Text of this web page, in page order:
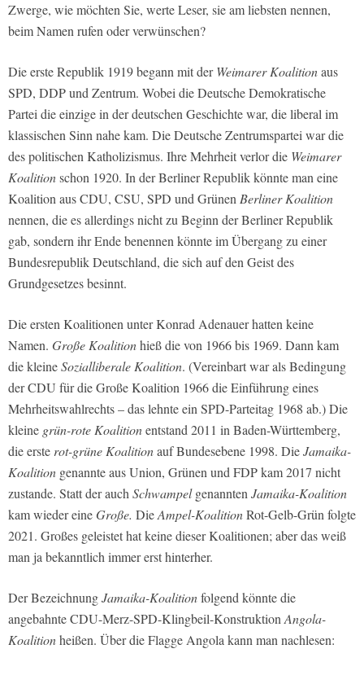
Zwerge, wie möchten Sie, werte Leser, sie am liebsten nennen,
beim Namen rufen oder verwünschen?
Die erste Republik 1919 begann mit derWeimarer Koalitionaus
SPD, DDP und Zentrum. Wobei die Deutsche Demokratische
Partei die einzige in der deutschen Geschichte war, die liberal im
klassischen Sinn nahe kam. Die Deutsche Zentrumspartei war die
des politischen Katholizismus. Ihre Mehrheit verlor die Weimarer
Koalitionschon 1920. In der Berliner Republik könnte man eine
Koalition aus CDU, CSU, SPD und GrünenBerliner Koalition
nennen, die es allerdings nicht zu Beginn der Berliner Republik
gab, sondern ihr Ende benennen könnte im Übergang zu einer
Bundesrepublik Deutschland, die sich auf den Geist des
Grundgesetzes besinnt.
Die ersten Koalitionen unter Konrad Adenauer hatten keine
Namen. Große Koalitionhieß die von 1966 bis 1969. Dann kam
die kleineSozialliberale Koalition. (Vereinbart war als Bedingung
der CDU für die Große Koalition 1966 die Einführung eines
Mehrheitswahlrechts – das lehnte ein SPD-Parteitag 1968 ab.) Die
kleine grün-rote Koalitionentstand 2011 in Baden-Württemberg,
die ersterot-grüne Koalitionauf Bundesebene 1998. DieJamaika-
Koalition genannte aus Union, Grünen und FDP kam 2017 nicht
zustande. Statt der auchSchwampelgenanntenJamaika-Koalition
kam wieder eineGroße. DieAmpel-KoalitionRot-Gelb-Grün folgte
2021. Großes geleistet hat keine dieser Koalitionen; aber das weiß
man ja bekanntlich immer erst hinterher.
Der BezeichnungJamaika-Koalitionfolgend könnte die
angebahnte CDU-Merz-SPD-Klingbeil-KonstruktionAngola-
Koalitionheißen. Über die Flagge Angola kann man nachlesen: